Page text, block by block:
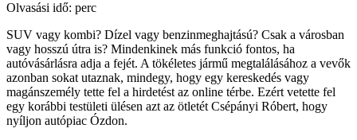
Olvasási idő: perc
SUV vagy kombi? Dízel vagy benzinmeghajtású? Csak a városban
vagy hosszú útra is? Mindenkinek más funkció fontos, ha
autóvásárlásra adja a fejét. A tökéletes jármű megtalálásához a vevők
azonban sokat utaznak, mindegy, hogy egy kereskedés vagy
magánszemély tette fel a hirdetést az online térbe. Ezért vetette fel
egy korábbi testületi ülésen azt az ötletét Csépányi Róbert, hogy
nyíljon autópiac Ózdon.